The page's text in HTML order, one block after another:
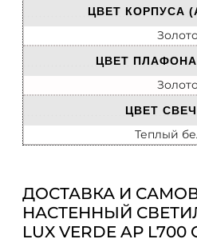
ЦВЕТ КОРПУСА
ЦВЕТ
ЦВЕТ
Теплый
ДОСТАВКА И
НАСТЕННЫЙ
LUX VERDE AP L700